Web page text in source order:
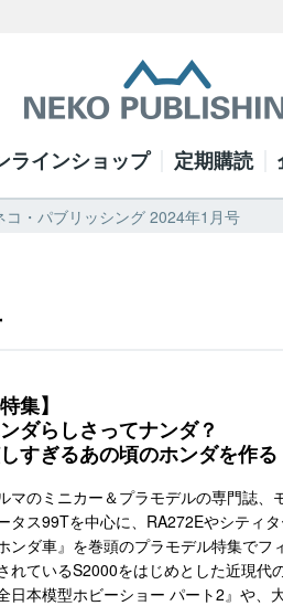
ラインショップ 定期購読
・パブリッシング 2024年1月号
特集】
ダらしさってナンダ？
すぎるあの頃のホンダを作る
マのミニカー＆プラモデルの専門誌
タス99Tを中心に、RA272Eやシティ
ンダ車』を巻頭のプラモデル特集で
れているS2000をはじめとした近現代
全日本模型ホビーショー パート2』や